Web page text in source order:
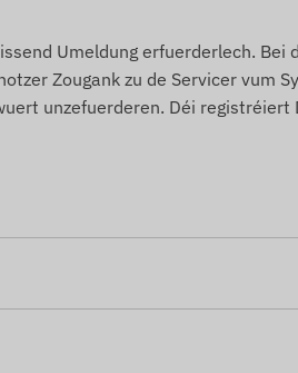
Umeldung erfuerderlech. Bei
Zougank zu de Servicer vum
unzefuerderen. Déi registréiert